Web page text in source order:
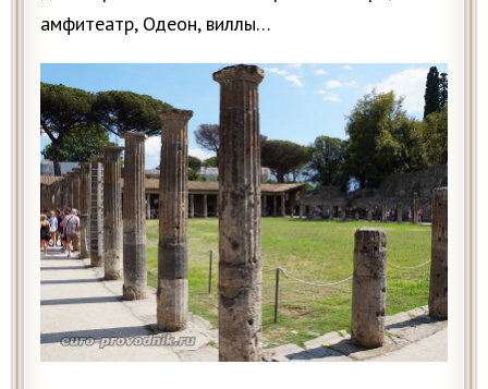
амфитеатр, Одеон, виллы…